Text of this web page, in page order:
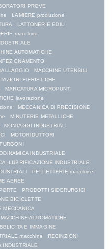
PROVE
LAMIERE produzione
LATTONERIE EDILI
macchine
AUTOMATICHE
MACCHINE UTENSILI
FIERISTICHE
MARCATURA MICROPUNTI
lavorazione
MECCANICA DI PRECISIONE
MINUTERIE METALLICHE
MONTAGGI INDUSTRIALI
MOTORIDUTTORI
INDUSTRIALE
-LUBRIFICAZIONE INDUSTRIALE
PELLETTERIE macchine
AEREE
PORTE
PRODOTTI SIDERURGICI
BICICLETTE
MECCANICA
AUTOMATICHE
E IMMAGINE
macchine
RECINZIONI
INDUSTRIALE